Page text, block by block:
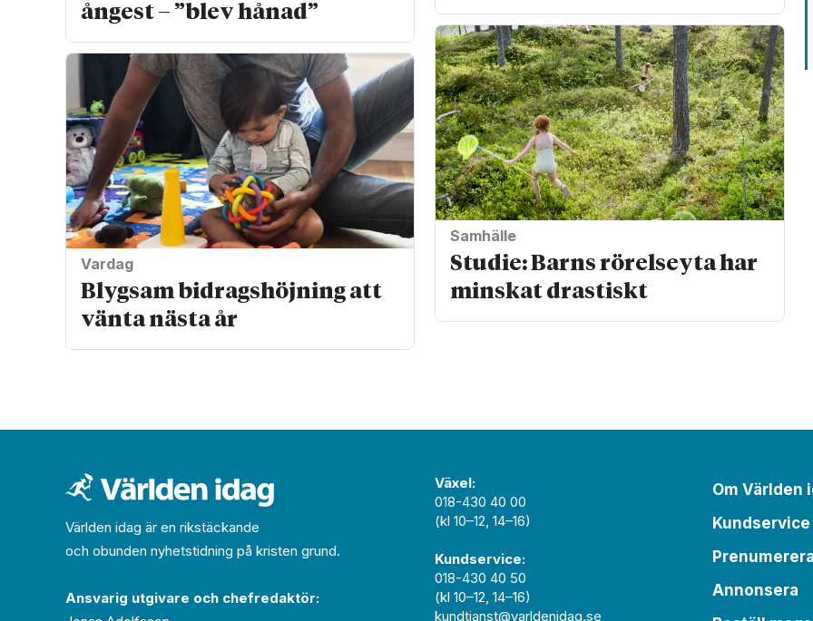
ångest – ”blev hånad”
Vardag
Blygsam bidrags­höjning att
vänta nästa år
Samhälle
Studie: Barns rörelseyta har
minskat drastiskt
Världen idag är en rikstäckande
och obunden nyhets­­­tidning på kristen grund.
Ansvarig utgivare och chef­redaktör:
Växel:
018-430 40 00
(kl 10–12, 14–16)
Kundservice:
018-430 40 50
(kl 10–12, 14–16)
kundtjanst@varldenidag.se
Om Världen
Kundservice
Annonsera